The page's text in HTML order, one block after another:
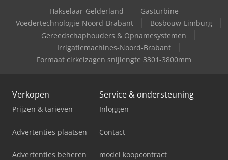
Hakselaar-Gelderland
Gasturbine
Voedertechnologie-Noord-Brabant
Bosbouw-Limburg
Gereedschaphouders & Opnamesystemen
Irrigatiemachines-Noord-Brabant
Formaat cirkelzagen snijlengte 3301-3800mm
Verkopen
Prijzen & tarieven
Advertenties plaatsen
Advertenties beheren
Service & ondersteuning
Inloggen
Contact
model koopcontract